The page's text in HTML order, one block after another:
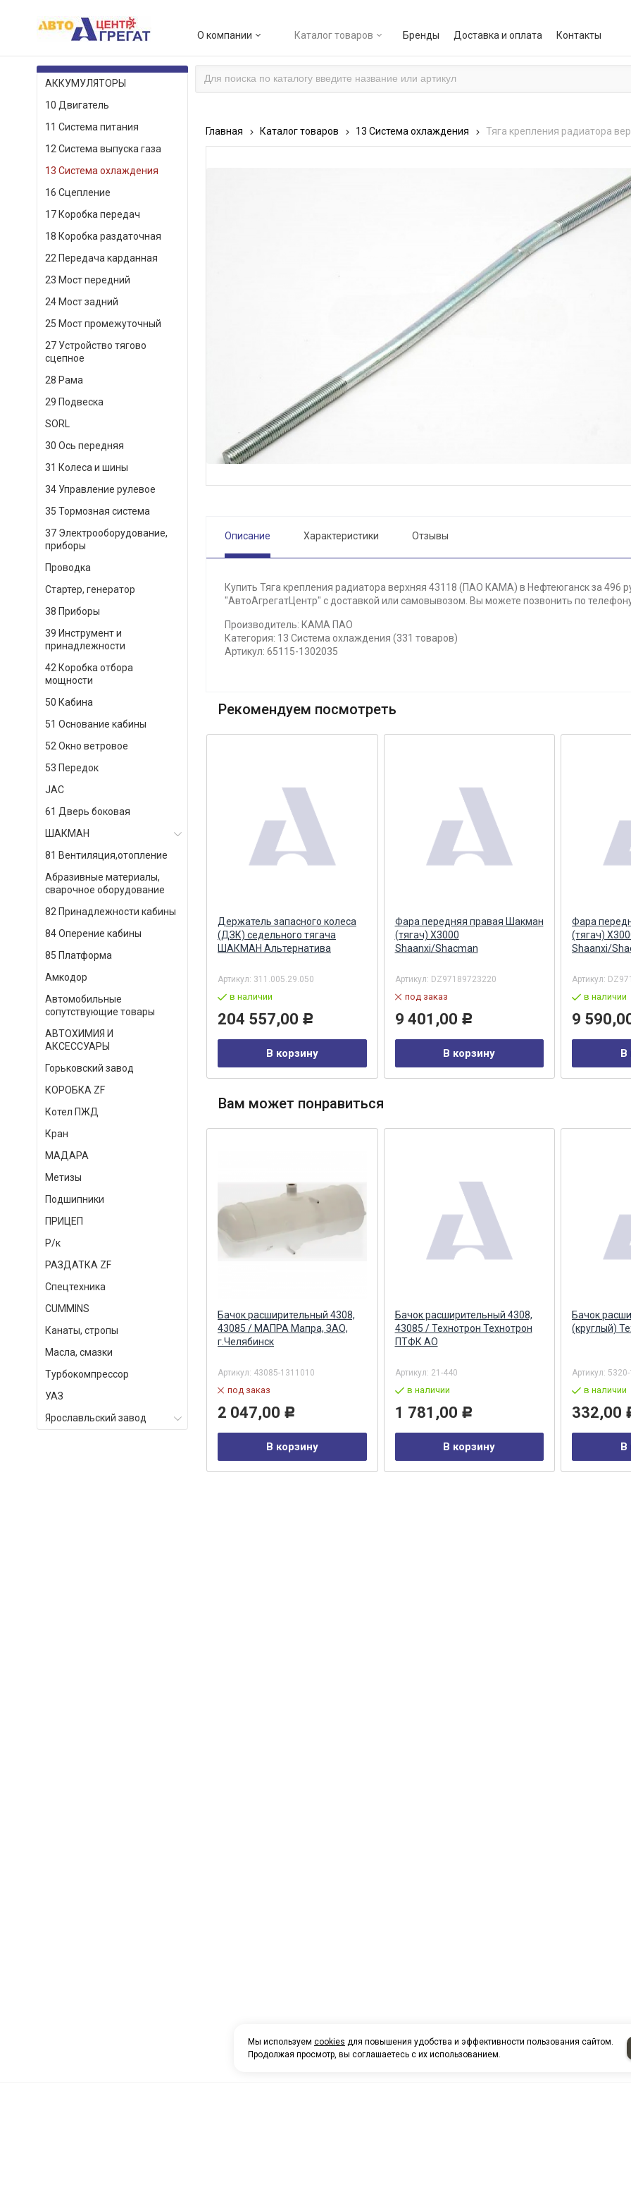
О компании Каталог товаров Бренды Доставка и оплата Контакты
КАТАЛОГ ТОВАРОВ
АККУМУЛЯТОРЫ
10 Двигатель
11 Система питания
12 Система выпуска газа
13 Система охлаждения
16 Сцепление
17 Коробка передач
18 Коробка раздаточная
22 Передача карданная
23 Мост передний
24 Мост задний
25 Мост промежуточный
27 Устройство тягово
сцепное
28 Рама
29 Подвеска
SORL
30 Ось передняя
31 Колеса и шины
34 Управление рулевое
35 Тормозная система
37 Электрооборудование,
приборы
Проводка
Стартер, генератор
38 Приборы
39 Инструмент и
принадлежности
42 Коробка отбора
мощности
50 Кабина
51 Основание кабины
52 Окно ветровое
53 Передок
JAC
61 Дверь боковая
ШАКМАН
81 Вентиляция,отопление
Абразивные материалы,
сварочное оборудование
82 Принадлежности кабины
84 Оперение кабины
85 Платформа
Амкодор
Автомобильные
сопутствующие товары
АВТОХИМИЯ И
АКСЕССУАРЫ
Горьковский завод
КОРОБКА ZF
Котел ПЖД
Кран
МАДАРА
Метизы
Подшипники
ПРИЦЕП
Р/к
РАЗДАТКА ZF
Спецтехника
СUMMINS
Канаты, стропы
Масла, смазки
Турбокомпрессор
УАЗ
Ярославльский завод
Главная Каталог товаров 13 Система охлаждения Тяга крепления радиатора
Описание Характеристики Отзывы
Купить Тяга крепления радиатора верхняя 43118 (ПАО КАМА) в Нефтеюганск за 496
"АвтоАгрегатЦентр" с доставкой или самовывозом. Вы можете позвонить по
Производитель: КАМА ПАО
Категория: 13 Система охлаждения (331 товаров)
Артикул: 65115-1302035
Рекомендуем посмотреть
Крыло (тягач, миксер) верхняя
панель (металл) ТехноКам
Артикул:ТК-650
в наличии
6 689,00 Р
В корзину
Держатель запасного колеса
(ДЗК) седельного тягача
ШАКМАН Альтернатива
Артикул: 311.005.29.050
в наличии
204 557,00 Р
В корзину
Фара передняя правая Шакман
(тягач) X3000
Shaanxi/Shacman
Артикул: DZ97189723220
под заказ
9 401,00 Р
В корзину
Фара
(тягач)
Shaanxi/
Артикул:
в наличии
9
В
Вам может понравиться
Бачок расширительный 6520
(квадратный) в сборе
АО
Артикул:6520-1311010-02
в наличии
2 546,00 Р
Бачок расширительный 4308,
43085 / МАПРА Мапра, ЗАО,
г.Челябинск
Артикул: 43085-1311010
под заказ
2 047,00 Р
В корзину
Бачок расширительный 4308,
43085 / Технотрон Технотрон
ПТФК АО
Артикул: 21-440
в наличии
1 781,00 Р
В корзину
Бачок
(круглый)
Артикул:
в наличии
332,00
В
Мы используем cookies для повышения удобства и эффективности пользования сайтом.
Продолжая просмотр, вы соглашаетесь с их использованием.